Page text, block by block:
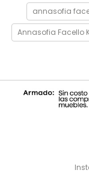
annasofia
Annasofia Facello